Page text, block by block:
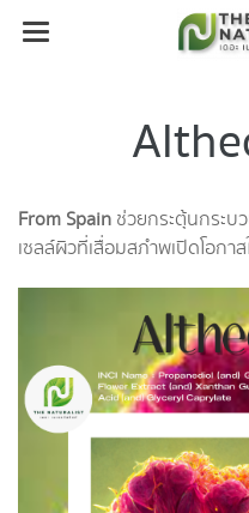
From Spain ช่วยกระตุ้นกระบ
เซลล์ผิวที่เสื่อมสภำพเปิดโอกาส